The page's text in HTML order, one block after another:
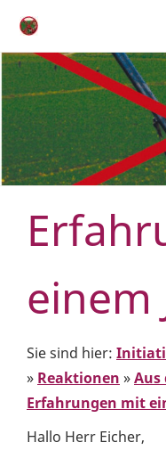
einem
Sie sind hier:
» Reaktionen »Aus
Erfahrungen mit
Hallo Herr Eicher,